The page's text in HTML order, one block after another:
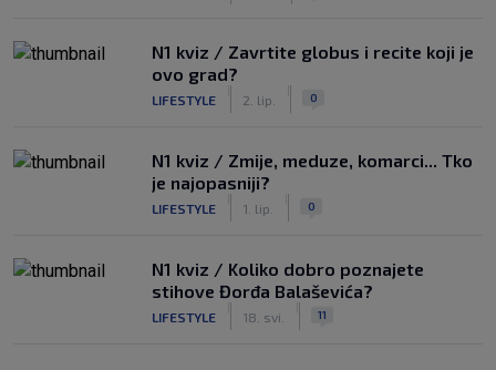
N1 kviz / Zavrtite globus i recite koji je
ovo grad?
LIFESTYLE 2. lip. 0
N1 kviz / Zmije, meduze, komarci... Tko
je najopasniji?
LIFESTYLE 1. lip. 0
N1 kviz / Koliko dobro poznajete
stihove Đorđa Balaševića?
LIFESTYLE 18. svi. 11